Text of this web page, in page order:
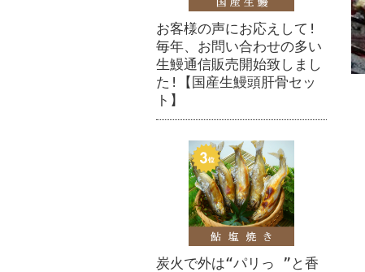
お客様の声にお応えして!
毎年、お問い合わせの多い
生鰻通信販売開始致しまし
た!【国産生鰻頭肝骨セッ
ト】
炭火で外は“パリっ ”と香